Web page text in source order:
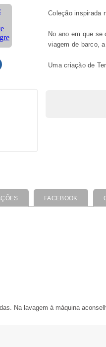
Coleção inspirada
No ano em que
viagem de barco,
Uma criação de
FACEBOOK
Na lavagem à máquina